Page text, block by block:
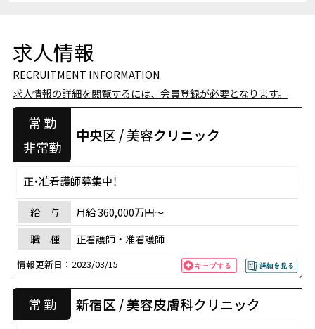
求人情報
RECRUITMENT INFORMATION
求人情報の詳細を閲覧するには、会員登録が必要となります。
常 勤
非常勤
中央区 / 美容クリニック
正・准看護師募集中！
給 与
月給 360,000万円～
職 種
正看護師・准看護師
情報更新日：2023/03/15
常 勤 新宿区 / 美容皮膚科クリニック